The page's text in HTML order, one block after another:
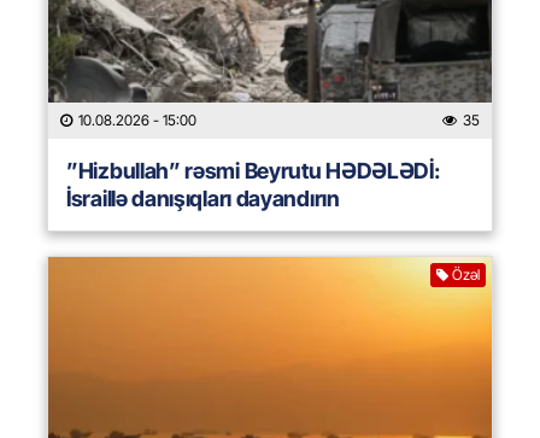
10.08.2026 - 15:00 35
”Hizbullah” rəsmi Beyrutu HƏDƏLƏDİ:
İsraillə danışıqları dayandırın
Özəl